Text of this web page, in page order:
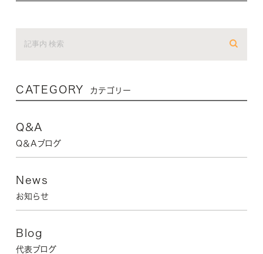
CATEGORY カテゴリー
Q&A
Q＆Aブログ
News
お知らせ
Blog
代表ブログ